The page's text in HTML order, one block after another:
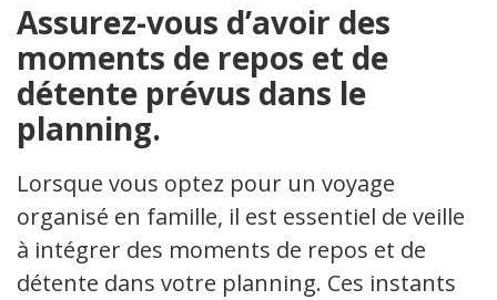
Assurez-vous d’avoir des
moments de repos et de
détente prévus dans le
planning.
Lorsque vous optez pour un voyage
organisé en famille, il est essentiel de veiller
à intégrer des moments de repos et de
détente dans votre planning. Ces instants